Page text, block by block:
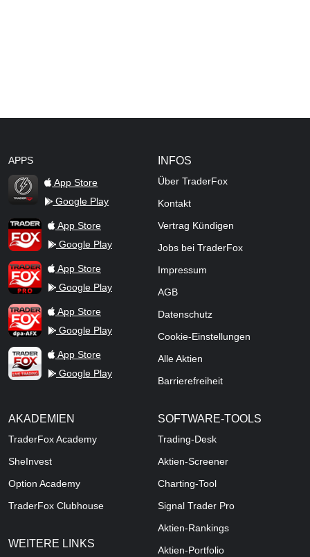
APPS
TraderFox Flash
App Store
Google Play
TraderFox AppApp Store
Google Play
TraderFox ProApp Store
Google Play
TraderFox dpa-AFX ProFeed
App Store
Google Play
TraderFox Live Trading
App Store
Google Play
INFOS
Über TraderFox
Kontakt
Vertrag Kündigen
Jobs bei TraderFox
Impressum
AGB
Datenschutz
Cookie-Einstellungen
Alle Aktien
Barrierefreiheit
AKADEMIEN
TraderFox Academy
SheInvest
Option Academy
TraderFox Clubhouse
WEITERE LINKS
SOFTWARE-TOOLS
Trading-Desk
Aktien-Screener
Charting-Tool
Signal Trader Pro
Aktien-Rankings
Aktien-Portfolio